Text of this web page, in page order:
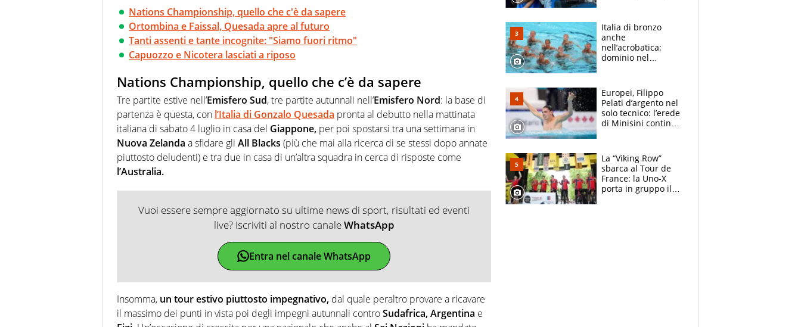
Nations Championship, quello che c'è da sapere
Ortombina e Faissal, Quesada apre al futuro
Tanti assenti e tante incognite: "Siamo fuori ritmo"
Capuozzo e Nicotera lasciati a riposo
Nations Championship, quello che c’è da sapere
Tre partite estive nell’Emisfero Sud, tre partite autunnali nell’Emisfero Nord: la base di
partenza è questa, con l’Italia di Gonzalo Quesada pronta al debutto nella mattinata
italiana di sabato 4 luglio in casa del Giappone, per poi spostarsi tra una settimana in
Nuova Zelanda a sfidare gli All Blacks (più che mai alla ricerca di se stessi dopo annate
piuttosto deludenti) e tra due in casa di un’altra squadra in cerca di risposte come
l’Australia.
Vuoi essere sempre aggiornato su ultime news di sport, risultati ed eventi
live? Iscriviti al nostro canaleWhatsApp
Entra nel canale WhatsApp
Insomma, un tour estivo piuttosto impegnativo, dal quale peraltro provare a ricavare
il massimo dei punti in vista poi degli impegni autunnali controSudafrica, Argentina e
Italia di bronzo
anche
nell’acrobatica:
dominio nel
e compagni
continuare
Europei, Filippo
Pelati d’argento nel
solo tecnico: l’erede
di Minisini continua
mirino
La “Viking Row”
sbarca al Tour de
France: la Uno-X
porta in gruppo il